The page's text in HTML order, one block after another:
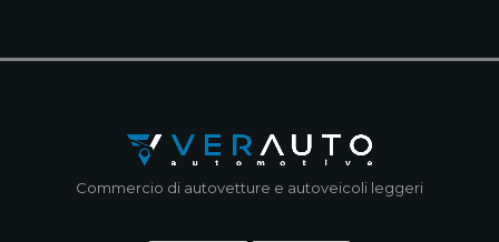
Commercio di autovetture e autoveicoli leggeri